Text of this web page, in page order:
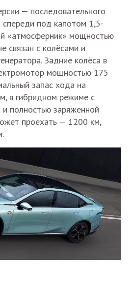
— последовательного
спереди под капотом 1,5-
«атмосферник» мощностью
связан с колёсами и
Задние колёса в
мощностью 175
запас хода на
в гибридном режиме с
полностью заряженной
проехать — 1200 км,